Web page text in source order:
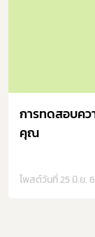
การทดสอบคว
คุณ
โพสต์วันที่ 25 มิ.ย.